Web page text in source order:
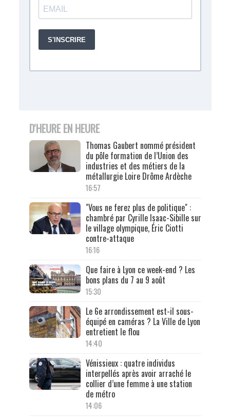
D'HEURE EN HEURE
Thomas Gaubert nommé président
du pôle formation de l’Union des
industries et des métiers de la
métallurgie Loire Drôme Ardèche
16:57
"Vous ne ferez plus de politique" :
chambré par Cyrille Isaac-Sibille sur
le village olympique, Éric Ciotti
contre-attaque
16:16
Que faire à Lyon ce week-end ? Les
bons plans du 7 au 9 août
15:30
Le 6e arrondissement est-il sous-
équipé en caméras ? La Ville de Lyon
entretient le flou
14:40
Vénissieux : quatre individus
interpellés après avoir arraché le
collier d’une femme à une station
de métro
14:06